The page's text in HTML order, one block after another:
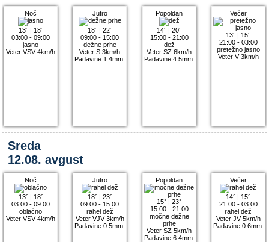
Noč
13°| 18°
03:00 - 09:00
jasno
Veter VSV 4km/h
Jutro
18°| 22°
09:00 - 15:00
dežne prhe
Veter S 3km/h
Padavine 1.4mm.
Popoldan
14° |20°
15:00 - 21:00
dež
Veter SZ 6km/h
Padavine 4.5mm.
Večer
13° | 15°
21:00 - 03:00
pretežno jasno
Veter V 3km/h
Sreda
12.08. avgust
Noč
13°| 18°
03:00 - 09:00
oblačno
Veter VSV 4km/h
Jutro
18°| 23°
09:00 - 15:00
rahel dež
Veter VJV 3km/h
Padavine 0.5mm.
Popoldan
15° |23°
15:00 - 21:00
močne dežne
prhe
Veter SZ 5km/h
Padavine 6.4mm.
Večer
14° | 15°
21:00 - 03:00
rahel dež
Veter JV 5km/h
Padavine 0.6mm.